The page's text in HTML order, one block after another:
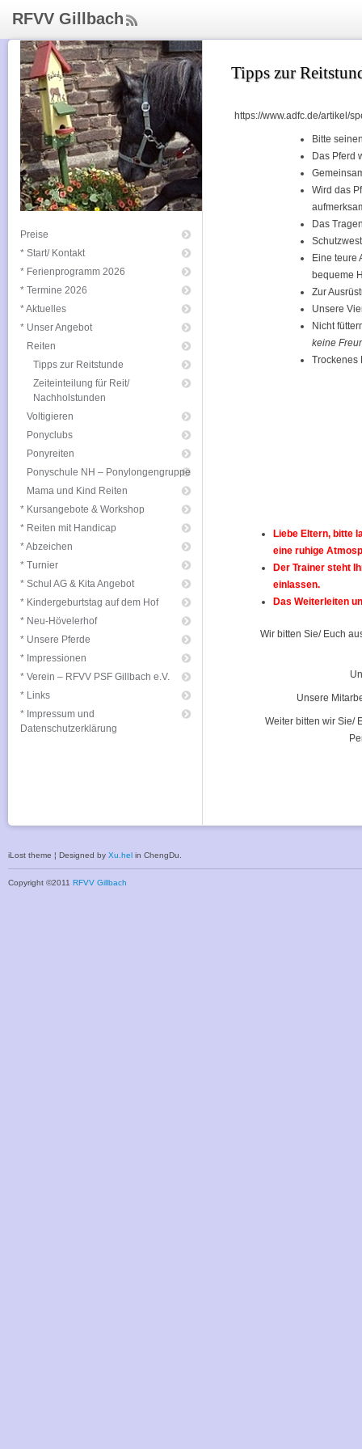
RFVV Gillbach
d
Rs
s
Tipps zur
https://www.adfc.de/artikel/
Bitte
Das Pferd
Wird das
Das
Eine teure
bequeme
Zur
Unsere
Nicht
keine
Trockenes
Liebe Eltern, bitte
eine ruhige
Der Trainer steht
einlassen.
Das Weiterleiten
Wir bitten Sie/ Euch
Unsere
Weiter bitten wir Sie/
Preise
* Start/ Kontakt
* Ferienprogramm 2026
* Termine 2026
* Aktuelles
* Unser Angebot
Reiten
Tipps zur Reitstunde
Zeiteinteilung für Reit/
Nachholstunden
Voltigieren
Ponyclubs
Ponyreiten
Ponyschule NH – Ponylongengruppe
Mama und Kind Reiten
* Kursangebote & Workshop
* Reiten mit Handicap
* Abzeichen
* Turnier
* Schul AG & Kita Angebot
* Kindergeburtstag auf dem Hof
* Neu-Hövelerhof
* Unsere Pferde
* Impressionen
* Verein – RFVV PSF Gillbach e.V.
* Links
* Impressum und
Datenschutzerklärung
iLost theme ¦ Designed by Xu.hel in ChengDu.
Copyright ©2011 RFVV Gillbach